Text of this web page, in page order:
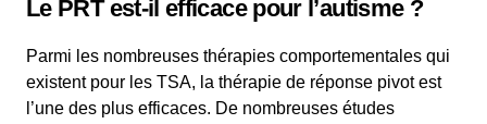
Le PRT est-il efficace pour l’autisme ?
Parmi les nombreuses thérapies comportementales qui
existent pour les TSA, la thérapie de réponse pivot est
l’une des plus efficaces. De nombreuses études